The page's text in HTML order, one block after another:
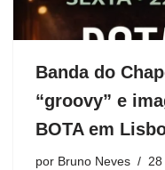
Banda do
“groovy” e
BOTA em
por Bruno Neves 28